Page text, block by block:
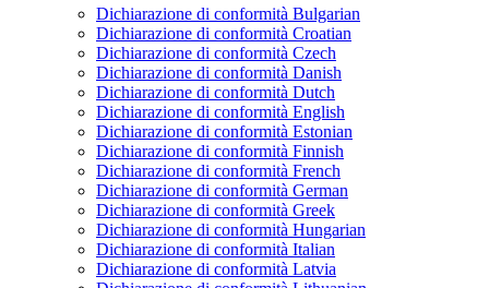
Dichiarazione di conformità Bulgarian
Dichiarazione di conformità Croatian
Dichiarazione di conformità Czech
Dichiarazione di conformità Danish
Dichiarazione di conformità Dutch
Dichiarazione di conformità English
Dichiarazione di conformità Estonian
Dichiarazione di conformità Finnish
Dichiarazione di conformità French
Dichiarazione di conformità German
Dichiarazione di conformità Greek
Dichiarazione di conformità Hungarian
Dichiarazione di conformità Italian
Dichiarazione di conformità Latvia